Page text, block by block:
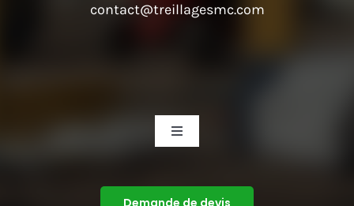
contact@treillagesmc.com
Navigation